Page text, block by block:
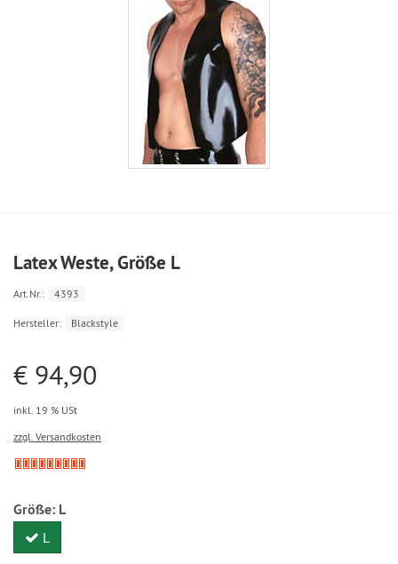
Latex Weste, Größe L
Art.Nr.: 4393
Hersteller: Blackstyle
€ 94,90
inkl. 19 % USt
zzgl. Versandkosten
Größe: L
L